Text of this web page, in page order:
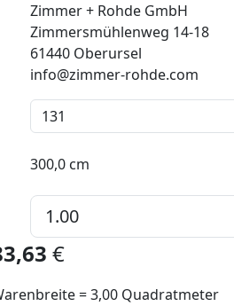
Zimmer + Rohde GmbH
Zimmersmühlenweg 14-18
61440 Oberursel
info@zimmer-rohde.com
300,0 cm
€
=3,00 Quadratmeter